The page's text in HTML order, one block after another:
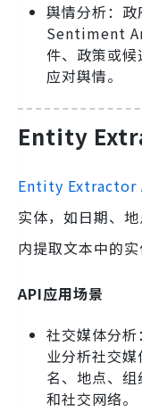
舆情分析：
Sentiment
件、政策或
应对舆情。
Entity
Entity Extractor
实体，如日期、
内提取文本中的实
API应用场景
社交媒体分
业分析社交
名、地点、
和社交网络。